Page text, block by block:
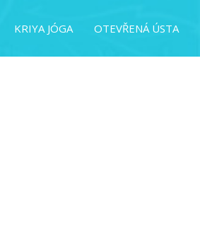
KRIYA JÓGA OTEVŘENÁ ÚSTA